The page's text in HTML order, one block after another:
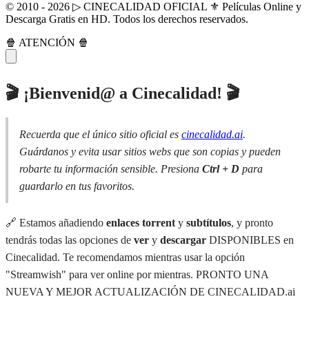
© 2010 - 2026 ▷ CINECALIDAD OFICIAL ⚜️ Películas Online y
Descarga Gratis en HD. Todos los derechos reservados.
🍿 ATENCIÓN 🍿
🎬 ¡Bienvenid@ a Cinecalidad! 🎬
Recuerda que el único sitio oficial es cinecalidad.ai.
Guárdanos y evita usar sitios webs que son copias y pueden
robarte tu información sensible. Presiona Ctrl + D para
guardarlo en tus favoritos.
🔗 Estamos añadiendo enlaces torrent y subtítulos, y pronto
tendrás todas las opciones de ver y descargar DISPONIBLES en
Cinecalidad. Te recomendamos mientras usar la opción
"Streamwish" para ver online por mientras. PRONTO UNA
NUEVA Y MEJOR ACTUALIZACIÓN DE CINECALIDAD.ai